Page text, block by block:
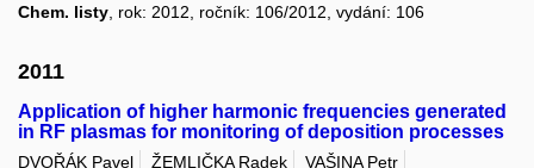
Chem. listy , rok: 2012, ročník: 106/2012, vydání: 106
2011
Application of higher harmonic frequencies generated
in RF plasmas for monitoring of deposition processes
DVOŘÁK Pavel ŽEMLIČKA Radek
VAŠINA Petr